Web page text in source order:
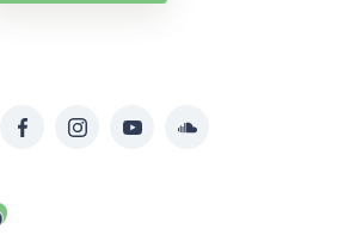
FacebookInstagramYouTubeSoundcloud